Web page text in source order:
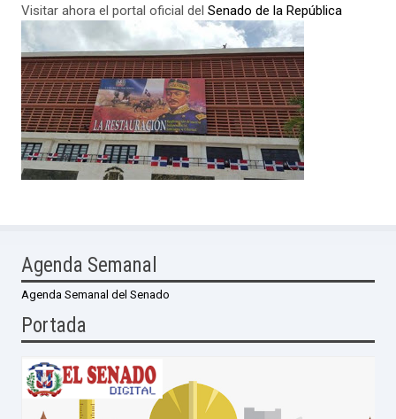
Visitar ahora el portal oficial del Senado de la República
Agenda Semanal
Agenda Semanal del Senado
Portada